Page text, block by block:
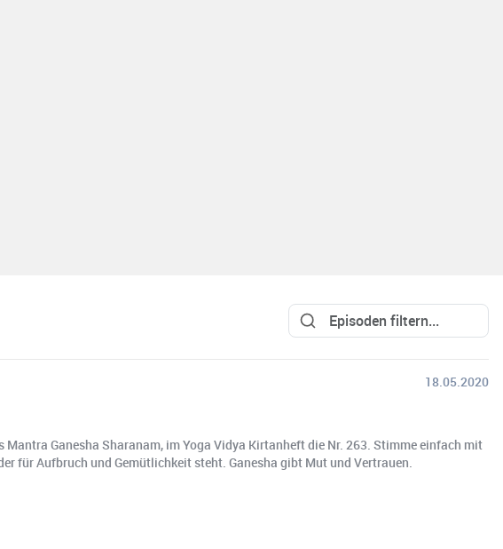
18.05.2020
Ganesha Sharanam, im Yoga Vidya Kirtanheft die Nr. 263. Stimme einfach mit
für Aufbruch und Gemütlichkeit steht. Ganesha gibt Mut und Vertrauen.